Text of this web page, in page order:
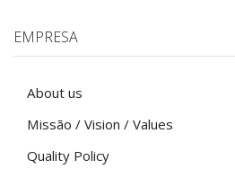
EMPRESA
About us
Missão / Vision / Values
Quality Policy